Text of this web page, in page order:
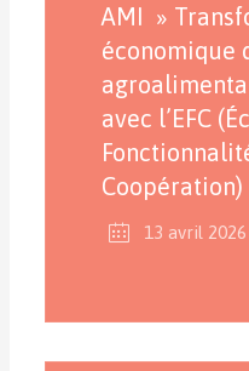
AMI »
économique
avec l’EFC
Coopération)
13 avril 2026